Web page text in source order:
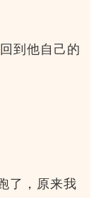
到他自己的
了，原来我